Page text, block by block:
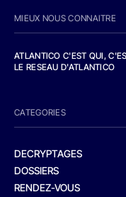
MIEUX NOUS CONNAITRE
ATLANTICO C'EST QUI,
LE RESEAU D'ATLANTICO
CATEGORIES
DECRYPTAGES
DOSSIERS
RENDEZ-VOUS